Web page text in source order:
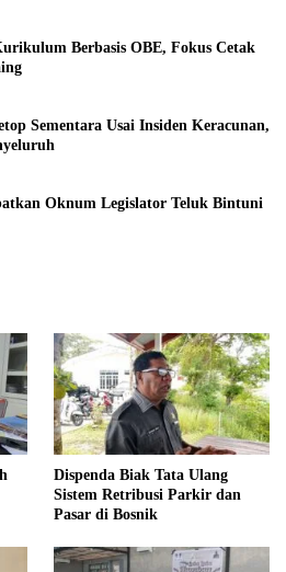
Berbasis OBE, Fokus Cetak
Sementara Usai Insiden Keracunan,
Oknum Legislator Teluk Bintuni
Dispenda Biak Tata Ulang
Sistem Retribusi Parkir dan
Pasar di Bosnik